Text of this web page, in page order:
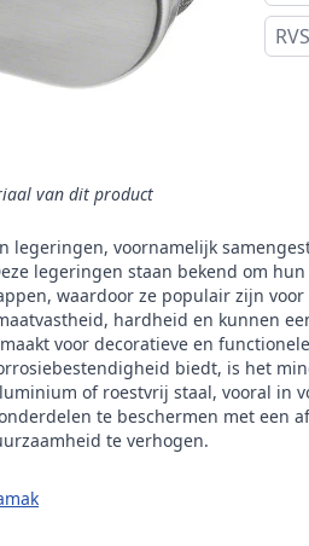
van dit product
legeringen, voornamelijk
legeringen staan bekend om
waardoor ze populair zijn
hardheid en kunnen
voor decoratieve en
biedt, is het
of roestvrij staal, vooral in
te beschermen met een
te verhogen.